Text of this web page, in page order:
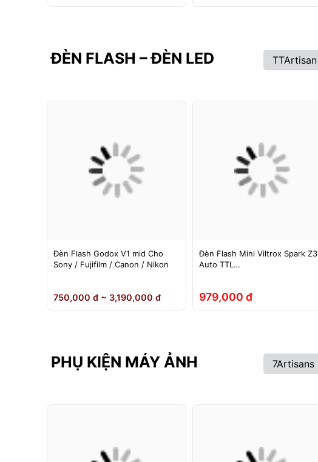
ĐÈN FLASH – ĐÈN LED TTArtisan
Đèn Flash Godox V1 mid Cho
Sony / Fujifilm / Canon / Nikon
750,000 đ ~ 3,190,000 đ
Đèn Flash Mini Viltrox Spark Z3
Auto TTL
(Fuji/Sony/Canon/Nikon)
979,000 đ
PHỤ KIỆN MÁY ẢNH 7Artisans